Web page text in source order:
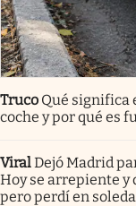
Truco Qué significa
coche y por qué es
ViralDejó Madrid
Hoy se arrepiente y
pero perdí en